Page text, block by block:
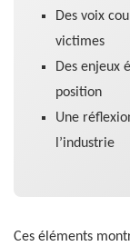
Des voix
victimes
Des enjeux
position
Une
l’industrie
Ces éléments